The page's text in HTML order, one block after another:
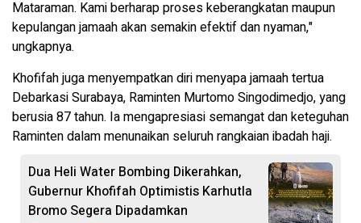
Mataraman. Kami berharap proses keberangkatan maupun
kepulangan jamaah akan semakin efektif dan nyaman,"
ungkapnya.
Khofifah juga menyempatkan diri menyapa jamaah tertua
Debarkasi Surabaya, Raminten Murtomo Singodimedjo, yang
berusia 87 tahun. Ia mengapresiasi semangat dan keteguhan
Raminten dalam menunaikan seluruh rangkaian ibadah haji.
Dua Heli Water Bombing Dikerahkan,
Gubernur Khofifah Optimistis Karhutla
Bromo Segera Dipadamkan